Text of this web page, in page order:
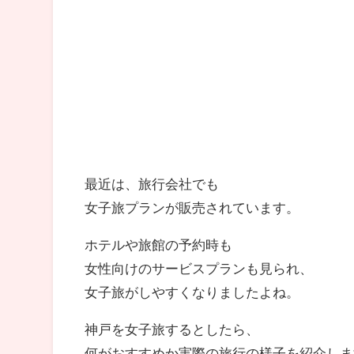
最近は、旅行会社でも
女子旅プランが販売されています。
ホテルや旅館の予約時も
女性向けのサービスプランも見られ、
女子旅がしやすくなりましたよね。
神戸を女子旅するとしたら、